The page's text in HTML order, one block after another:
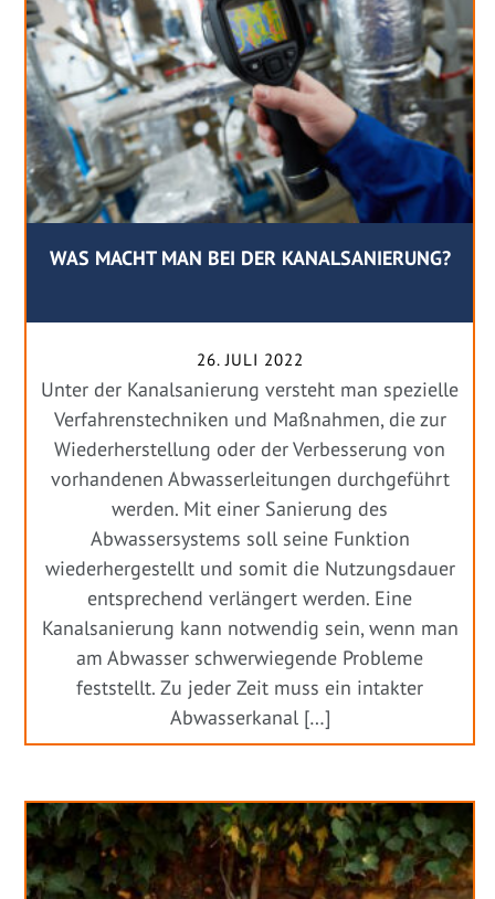
WAS MACHT MAN BEI DER KANALSANIERUNG?
26. JULI 2022
Unter der Kanalsanierung versteht man spezielle
Verfahrenstechniken und Maßnahmen, die zur
Wiederherstellung oder der Verbesserung von
vorhandenen Abwasserleitungen durchgeführt
werden. Mit einer Sanierung des
Abwassersystems soll seine Funktion
wiederhergestellt und somit die Nutzungsdauer
entsprechend verlängert werden. Eine
Kanalsanierung kann notwendig sein, wenn man
am Abwasser schwerwiegende Probleme
feststellt. Zu jeder Zeit muss ein intakter
Abwasserkanal […]